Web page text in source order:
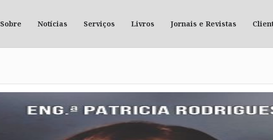
Sobre Notícias Serviços Livros Jornais e Revistas